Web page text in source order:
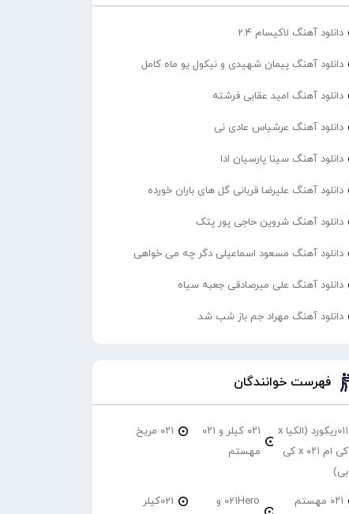
دانلود آهنگ لاکیسام 2.4
دانلود آهنگ پیمان شهیدی و نیکول یو ماه کامل
دانلود آهنگ امید عقابی فرشته
دانلود آهنگ عرشیاس عادی نی
دانلود آهنگ سینا پارسیان ادا
دانلود آهنگ علیرضا قربانی گل های باران خورده
دانلود آهنگ شروین حاجی پور پتک
دانلود آهنگ مسعود اسماعیلی دگر چه می خواهی
دانلود آهنگ علی میرصادقی جعبه سیاه
دانلود آهنگ مهراد جم باز شب شد
فهرست خوانندگان
۰۱۱ریکورد (الکیا x
کی ام ۰۲۱ x کی
بی)
۰۲۱ کیلر و ۰۲۱
مهستم
۰۲۱ مریخ
۰۲۱ مهستم
021Hero و
021کیلر